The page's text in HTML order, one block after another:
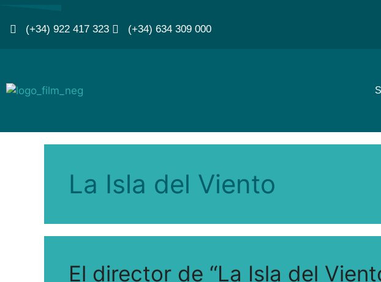
(+34) 922 417 323 (+34) 634 309 000
La Isla del Viento
El director de “La Isla del